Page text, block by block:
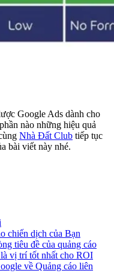
Google Ads dành cho
nào những hiệu quả
Nhà Đất Club tiếp tục
bài viết này nhé.
chiến dịch của Bạn
tiêu đề của quảng cáo
vị trí tốt nhất cho ROI
về Quảng cáo liên